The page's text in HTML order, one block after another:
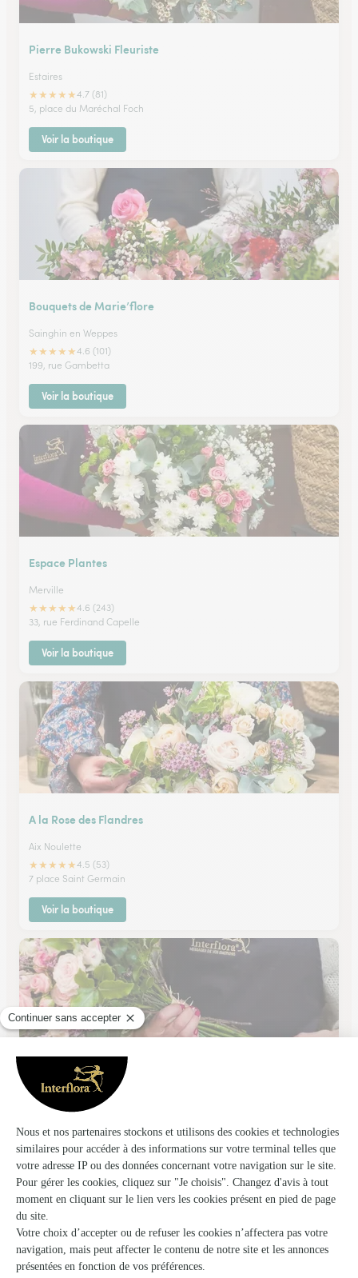
Pierre Bukowski Fleuriste
Estaires
★★★★★4.7 (81)
5, place du Maréchal Foch
Voir la boutique
Bouquets de Marie’flore
Sainghin en Weppes
★★★★★4.6 (101)
199, rue Gambetta
Voir la boutique
Espace Plantes
Merville
★★★★★4.6 (243)
33, rue Ferdinand Capelle
Voir la boutique
A la Rose des Flandres
Aix Noulette
★★★★★4.5 (53)
7 place Saint Germain
Voir la boutique
Amarylise
Annoeullin
9, Grand Place
Voir la boutique